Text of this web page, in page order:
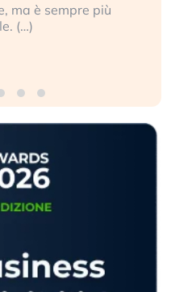
ma è sempre più
(…)